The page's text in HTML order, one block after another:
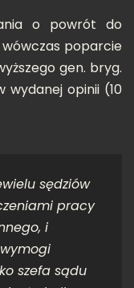
o powrót do
wówczas poparcie
gen. bryg.
wydanej opinii (10
sędziów
pracy
i
szefa sądu